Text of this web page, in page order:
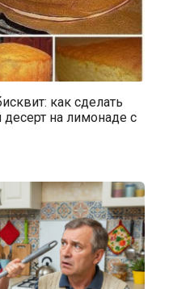
как сделать
на лимонаде с